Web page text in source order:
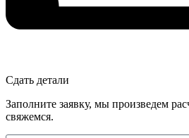
Сдать детали
Заполните заявку, мы произведем
свяжемся.